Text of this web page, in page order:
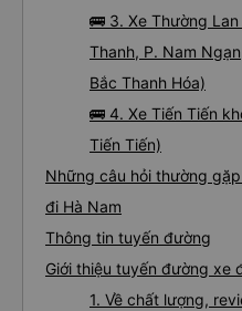
🚌 3. Xe Thường
Thanh, P. Nam
Bắc Thanh Hóa)
🚌 4. Xe Tiến Tiến
Tiến Tiến)
Những câu hỏi thường
đi Hà Nam
Thông tin tuyến đường
Giới thiệu tuyến đường xe
1. Về chất lượng,